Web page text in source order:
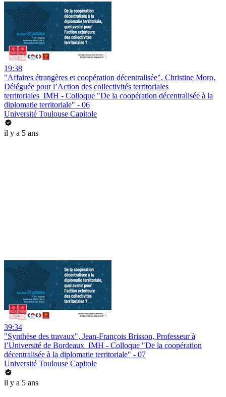
19:38
"Affaires étrangères et coopération décentralisée", Christine Moro,
Déléguée pour l’Action des collectivités territoriales
territoriales_IMH - Colloque "De la coopération décentralisée à la
diplomatie territoriale" - 06
Université Toulouse Capitole
il y a 5 ans
39:34
"Synthèse des travaux", Jean-François Brisson, Professeur à
l’Université de Bordeaux_IMH - Colloque "De la coopération
décentralisée à la diplomatie territoriale" - 07
Université Toulouse Capitole
il y a 5 ans